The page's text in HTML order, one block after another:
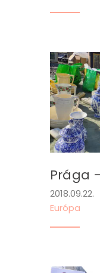
Prága
2018.09.22.
Európa